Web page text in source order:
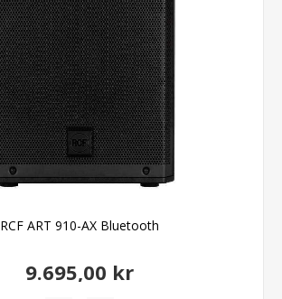
RCF ART 910-AX Bluetooth
9.695,00 kr